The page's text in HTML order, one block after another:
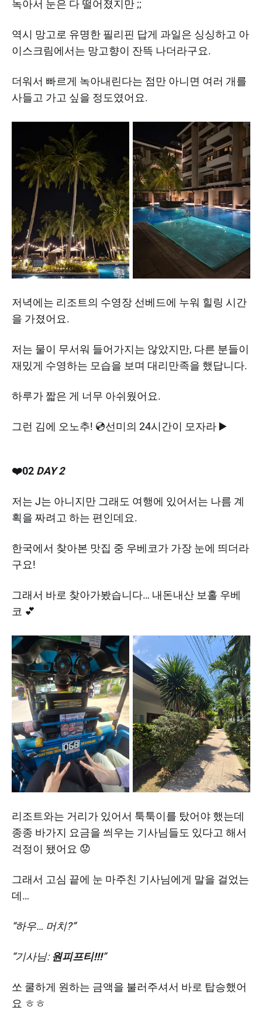
녹아서 눈은 다 떨어졌지만 ;;
역시 망고로 유명한 필리핀 답게 과일은 싱싱하고 아
이스크림에서는 망고향이 잔뜩 나더라구요.
더워서 빠르게 녹아내린다는 점만 아니면 여러 개를
사들고 가고 싶을 정도였어요.
저녁에는 리조트의 수영장 선베드에 누워 힐링 시간
을 가졌어요.
저는 물이 무서워 들어가지는 않았지만, 다른 분들이
재밌게 수영하는 모습을 보며 대리만족을 했답니다.
하루가 짧은 게 너무 아쉬웠어요.
그런 김에 오노추! 💿선미의 24시간이 모자라 ▶️
❤️02 DAY 2
저는 J는 아니지만 그래도 여행에 있어서는 나름 계
획을 짜려고 하는 편인데요.
한국에서 찾아본 맛집 중 우베코가 가장 눈에 띄더라
구요!
그래서 바로 찾아가봤습니다… 내돈내산 보홀 우베
코 💕
리조트와는 거리가 있어서 툭툭이를 탔어야 했는데
종종 바가지 요금을 씌우는 기사님들도 있다고 해서
걱정이 됐어요 😟
그래서 고심 끝에 눈 마주친 기사님에게 말을 걸었는
데…
“하우… 머치?”
“기사님: 원피프티!!!”
쏘 쿨하게 원하는 금액을 불러주셔서 바로 탑승했어
요 ㅎㅎ